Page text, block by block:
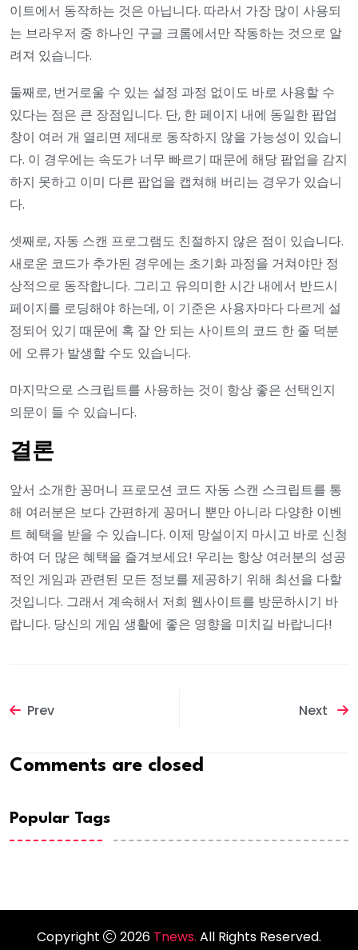
이트에서 동작하는 것은 아닙니다. 따라서 가장 많이 사용되
는 브라우저 중 하나인 구글 크롬에서만 작동하는 것으로 알
려져 있습니다.
둘째로, 번거로울 수 있는 설정 과정 없이도 바로 사용할 수
있다는 점은 큰 장점입니다. 단, 한 페이지 내에 동일한 팝업
창이 여러 개 열리면 제대로 동작하지 않을 가능성이 있습니
다. 이 경우에는 속도가 너무 빠르기 때문에 해당 팝업을 감지
하지 못하고 이미 다른 팝업을 캡쳐해 버리는 경우가 있습니
다.
셋째로, 자동 스캔 프로그램도 친절하지 않은 점이 있습니다.
새로운 코드가 추가된 경우에는 초기화 과정을 거쳐야만 정
상적으로 동작합니다. 그리고 유의미한 시간 내에서 반드시
페이지를 로딩해야 하는데, 이 기준은 사용자마다 다르게 설
정되어 있기 때문에 혹 잘 안 되는 사이트의 코드 한 줄 덕분
에 오류가 발생할 수도 있습니다.
마지막으로 스크립트를 사용하는 것이 항상 좋은 선택인지
의문이 들 수 있습니다.
결론
앞서 소개한 꽁머니 프로모션 코드 자동 스캔 스크립트를 통
해 여러분은 보다 간편하게 꽁머니 뿐만 아니라 다양한 이벤
트 혜택을 받을 수 있습니다. 이제 망설이지 마시고 바로 신청
하여 더 많은 혜택을 즐겨보세요! 우리는 항상 여러분의 성공
적인 게임과 관련된 모든 정보를 제공하기 위해 최선을 다할
것입니다. 그래서 계속해서 저희 웹사이트를 방문하시기 바
랍니다. 당신의 게임 생활에 좋은 영향을 미치길 바랍니다!
Prev Next
Comments are closed
Popular Tags
Copyright 2026 Tnews. All Rights Reserved.